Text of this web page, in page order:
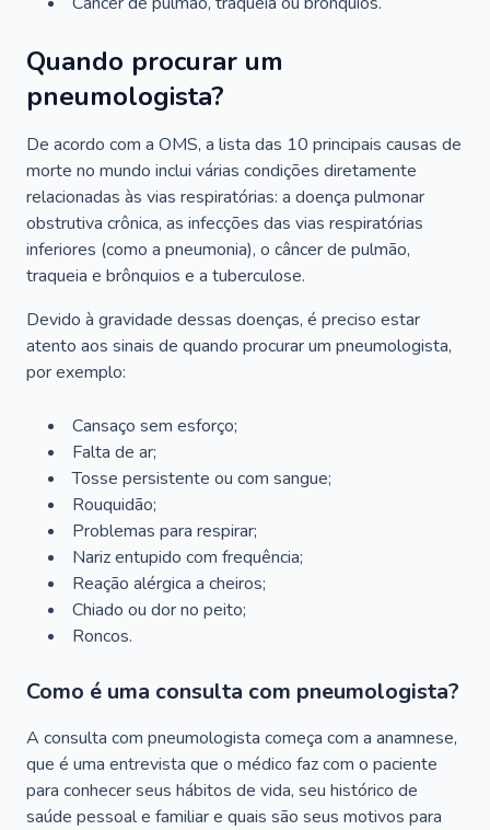
Quando procurar um
pneumologista?
De acordo com a OMS, a lista das 10 principais causas de
morte no mundo inclui várias condições diretamente
relacionadas às vias respiratórias: a doença pulmonar
obstrutiva crônica, as infecções das vias respiratórias
inferiores (como a pneumonia), o câncer de pulmão,
traqueia e brônquios e a tuberculose.
Devido à gravidade dessas doenças, é preciso estar
atento aos sinais de quando procurar um pneumologista,
por exemplo:
Cansaço sem esforço;
Falta de ar;
Tosse persistente ou com sangue;
Rouquidão;
Problemas para respirar;
Nariz entupido com frequência;
Reação alérgica a cheiros;
Chiado ou dor no peito;
Roncos.
Como é uma consulta com pneumologista?
A consulta com pneumologista começa com a anamnese,
que é uma entrevista que o médico faz com o paciente
para conhecer seus hábitos de vida, seu histórico de
saúde pessoal e familiar e quais são seus motivos para